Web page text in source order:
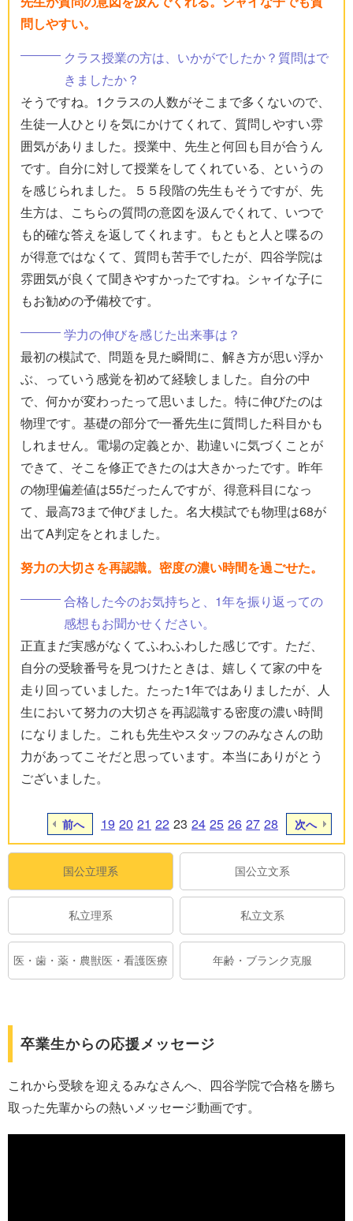
問しやすい。
クラス授業の方は、いかがでしたか？質問はで
きましたか？
そうですね。1クラスの人数がそこまで多くないので、
生徒一人ひとりを気にかけてくれて、質問しやすい雰
囲気がありました。授業中、先生と何回も目が合うん
です。自分に対して授業をしてくれている、というの
を感じられました。５５段階の先生もそうですが、先
生方は、こちらの質問の意図を汲んでくれて、いつで
も的確な答えを返してくれます。もともと人と喋るの
が得意ではなくて、質問も苦手でしたが、四谷学院は
雰囲気が良くて聞きやすかったですね。シャイな子に
もお勧めの予備校です。
学力の伸びを感じた出来事は？
最初の模試で、問題を見た瞬間に、解き方が思い浮か
ぶ、っていう感覚を初めて経験しました。自分の中
で、何かが変わったって思いました。特に伸びたのは
物理です。基礎の部分で一番先生に質問した科目かも
しれません。電場の定義とか、勘違いに気づくことが
できて、そこを修正できたのは大きかったです。昨年
の物理偏差値は55だったんですが、得意科目になっ
て、最高73まで伸びました。名大模試でも物理は68が
出てA判定をとれました。
努力の大切さを再認識。密度の濃い時間を過ごせた。
合格した今のお気持ちと、1年を振り返っての
感想もお聞かせください。
正直まだ実感がなくてふわふわした感じです。ただ、
自分の受験番号を見つけたときは、嬉しくて家の中を
走り回っていました。たった1年ではありましたが、人
生において努力の大切さを再認識する密度の濃い時間
になりました。これも先生やスタッフのみなさんの助
力があってこそだと思っています。本当にありがとう
ございました。
前へ 19 20 21 22 23 24 25 26 27 28 次へ
国公立理系 国公立文系
私立理系 私立文系
医・歯・薬・農獣医・看護医療 年齢・ブランク克服
卒業生からの応援メッセージ
これから受験を迎えるみなさんへ、四谷学院で合格を勝ち
取った先輩からの熱いメッセージ動画です。